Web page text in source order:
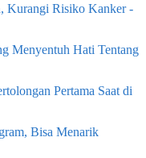
Kurangi Risiko Kanker -
Menyentuh Hati Tentang
Pertama Saat di
Bisa Menarik